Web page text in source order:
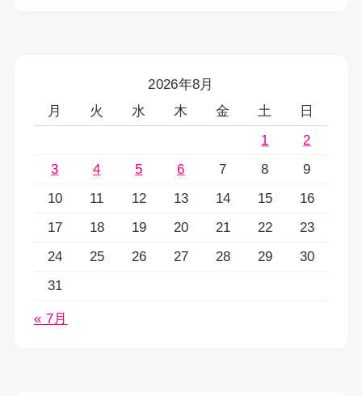
2026年8月
月
火 水 木 金 土
日
1
2
3
4 5 6 7 8
9
10
11 12 13 14 15
16
17
18 19 20 21 22
23
24
25 26 27 28 29
30
31
« 7月